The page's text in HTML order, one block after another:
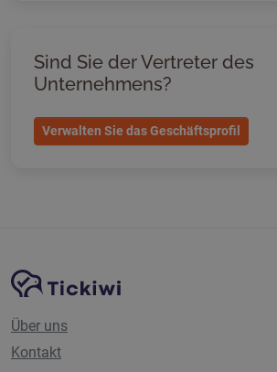
Sind Sie der Vertreter des
Unternehmens?
Verwalten Sie das Geschäftsprofil
Website-Navigation
Tickiwi-Plattform
Über uns
Kontakt